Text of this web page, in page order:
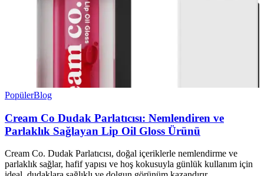
PopülerBlog
Cream Co Dudak Parlatıcısı: Nemlendiren ve
Parlaklık Sağlayan Lip Oil Gloss Ürünü
Cream Co. Dudak Parlatıcısı, doğal içeriklerle nemlendirme ve
parlaklık sağlar, hafif yapısı ve hoş kokusuyla günlük kullanım için